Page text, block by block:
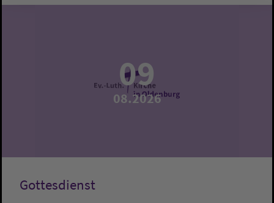
09
08.2026
Gottesdienst